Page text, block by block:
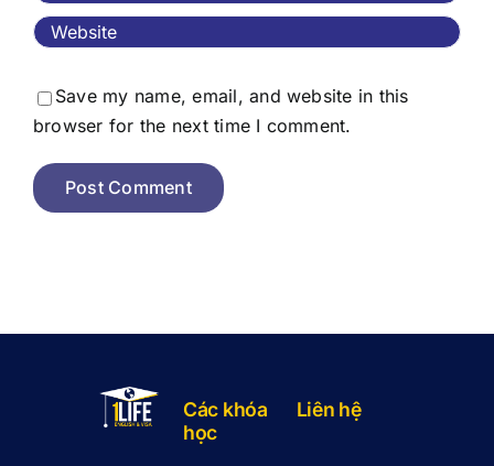
Save my name, email, and website in this
browser for the next time I comment.
Các khóa
học
Liên hệ